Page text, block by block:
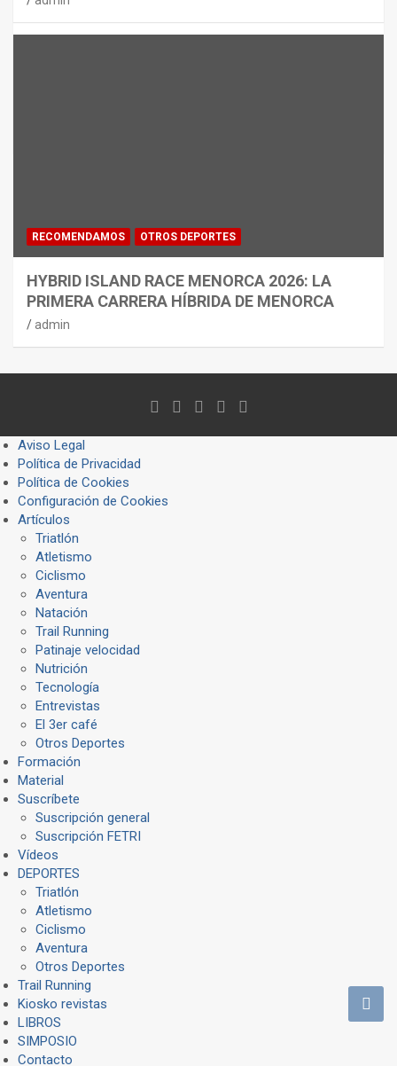
RECOMENDAMOS OTROS DEPORTES
HYBRID ISLAND RACE MENORCA 2026: LA
PRIMERA CARRERA HÍBRIDA DE MENORCA
admin
Aviso Legal
Política de Privacidad
Política de Cookies
Configuración de Cookies
Artículos
Triatlón
Atletismo
Ciclismo
Aventura
Natación
Trail Running
Patinaje velocidad
Nutrición
Tecnología
Entrevistas
El 3er café
Otros Deportes
Formación
Material
Suscríbete
Suscripción general
Suscripción FETRI
Vídeos
DEPORTES
Triatlón
Atletismo
Ciclismo
Aventura
Otros Deportes
Trail Running
Kiosko revistas
LIBROS
SIMPOSIO
Contacto